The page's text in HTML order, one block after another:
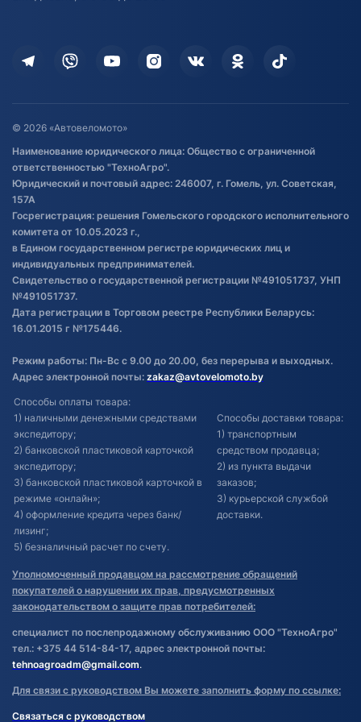
Доставка
Дополнительные услуги
Оставить отзыв
Договор публичной оферты
Обработка файлов cookie
Постановка транспорта на учет
Обновления в ЭПТС 2024
Здоровье
© 2026 «Автовеломото»
Наименование юридического лица: Общество с ограниченной
ответственностью "ТехноАгро".
Юридический и почтовый адрес: 246007, г. Гомель, ул. Советская,
157А
Госрегистрация: решения Гомельского городского исполнительного
комитета от 10.05.2023 г.,
в Едином государственном регистре юридических лиц и
индивидуальных предпринимателей.
Свидетельство о государственной регистрации №491051737, УНП
№491051737.
Дата регистрации в Торговом реестре Республики Беларусь:
16.01.2015 г №175446.
Режим работы: Пн-Вс с 9.00 до 20.00, без перерыва и выходных.
Адрес электронной почты: zakaz@avtovelomoto.by
Способы оплаты товара:
1) наличными денежными средствами
экспедитору;
2) банковской пластиковой карточкой
экспедитору;
3) банковской пластиковой карточкой в
режиме «онлайн»;
4) оформление кредита через банк/
лизинг;
5) безналичный расчет по счету.
Способы доставки товара:
1) транспортным
средством продавца;
2) из пункта выдачи
заказов;
3) курьерской службой
доставки.
Уполномоченный продавцом на рассмотрение обращений
покупателей о нарушении их прав, предусмотренных
законодательством о защите прав потребителей:
специалист по послепродажному обслуживанию ООО "ТехноАгро"
тел.: +375 44 514-84-17, адрес электронной почты:
tehnoagroadm@gmail.com.
Для связи с руководством Вы можете заполнить форму по ссылке:
Связаться с руководством